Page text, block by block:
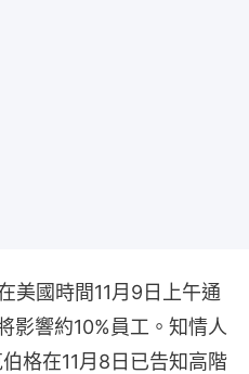
美國時間11月9日上午通
影響約10%員工。知情人
格在11月8日已告知高階